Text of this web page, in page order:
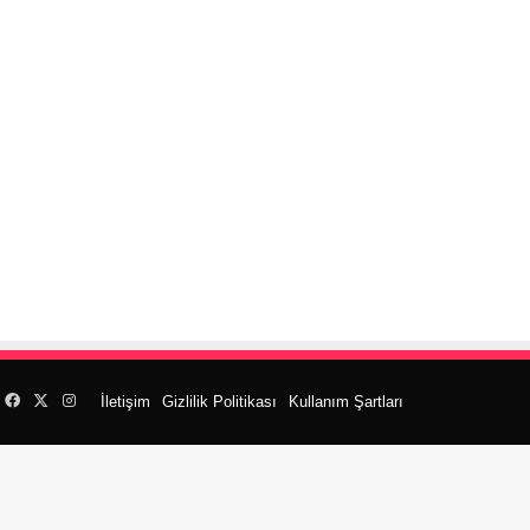
İletişim Gizlilik Politikası Kullanım Şartları
Facebook
X Instagram